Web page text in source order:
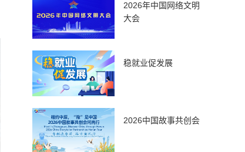
2026年中国网络文明
大会
稳就业促发展
2026中国故事共创会